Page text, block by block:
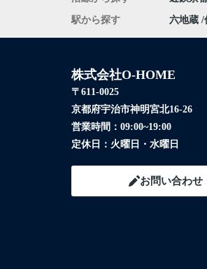
駅から探す 六地蔵
株式会社O-HOME
〒611-0025
京都府宇治市神明宮北16-26
営業時間： 09:00~19:00
定休日： 火曜日・水曜日
お問い合わせ